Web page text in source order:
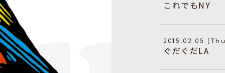
これでもNY
2015.02.05
ぐだぐだLA